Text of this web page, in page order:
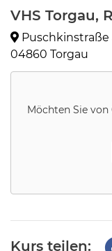
VHS Torgau,
Puschkinstraße
04860 Torgau
Möchten Sie von
Kurs teilen: